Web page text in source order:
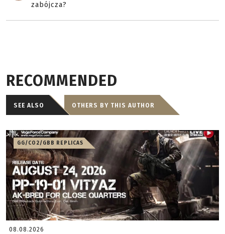
zabójcza?
RECOMMENDED
SEE ALSO OTHERS BY THIS AUTHOR
GG/CO2/GBB REPLICAS
08.08.2026